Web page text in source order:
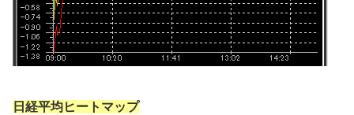
日経平均ヒートマップ